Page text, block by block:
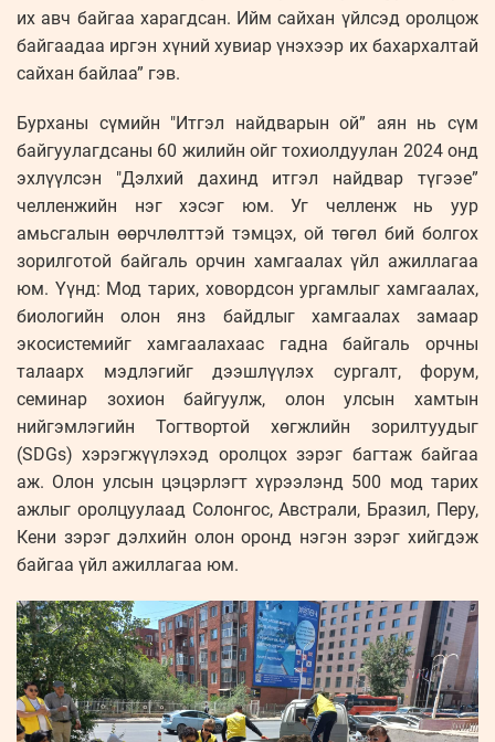
их авч байгаа харагдсан. Ийм сайхан үйлсэд оролцож
байгаадаа иргэн хүний хувиар үнэхээр их бахархалтай
сайхан байлаа” гэв.
Бурханы сүмийн "Итгэл найдварын ой” аян нь сүм
байгуулагдсаны 60 жилийн ойг тохиолдуулан 2024 онд
эхлүүлсэн "Дэлхий дахинд итгэл найдвар түгээе”
челленжийн нэг хэсэг юм. Уг челленж нь уур
амьсгалын өөрчлөлттэй тэмцэх, ой төгөл бий болгох
зорилготой байгаль орчин хамгаалах үйл ажиллагаа
юм. Үүнд: Мод тарих, ховордсон ургамлыг хамгаалах,
биологийн олон янз байдлыг хамгаалах замаар
экосистемийг хамгаалахаас гадна байгаль орчны
талаарх мэдлэгийг дээшлүүлэх сургалт, форум,
семинар зохион байгуулж, олон улсын хамтын
нийгэмлэгийн Тогтвортой хөгжлийн зорилтуудыг
(SDGs) хэрэгжүүлэхэд оролцох зэрэг багтаж байгаа
аж. Олон улсын цэцэрлэгт хүрээлэнд 500 мод тарих
ажлыг оролцуулаад Солонгос, Австрали, Бразил, Перу,
Кени зэрэг дэлхийн олон оронд нэгэн зэрэг хийгдэж
байгаа үйл ажиллагаа юм.